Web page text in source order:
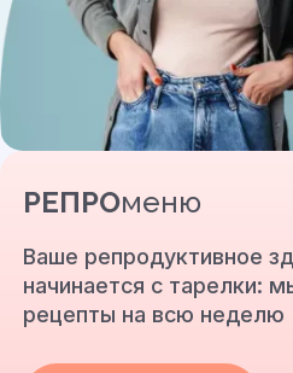
РЕПРОменю
Ваше репродуктивное
начинается с тарелки:
рецепты на всю неделю